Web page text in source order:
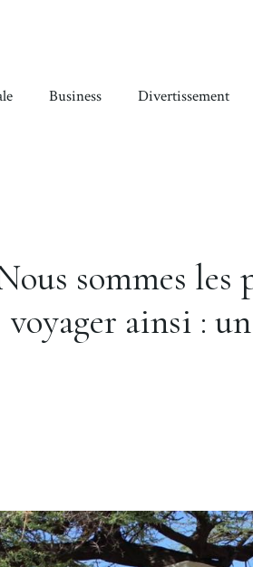
Business Divertissement
sommes les
voyager ainsi :